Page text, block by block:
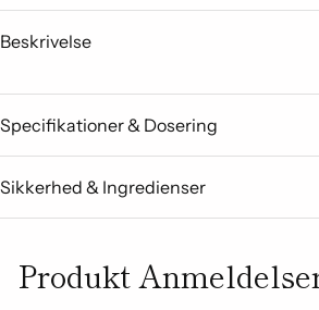
Beskrivelse
Specifikationer & Dosering
Sikkerhed & Ingredienser
Produkt